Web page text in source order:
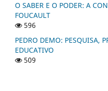
O SABER E O PODER: A
FOUCAULT
596
PEDRO DEMO: PESQUISA,
EDUCATIVO
509